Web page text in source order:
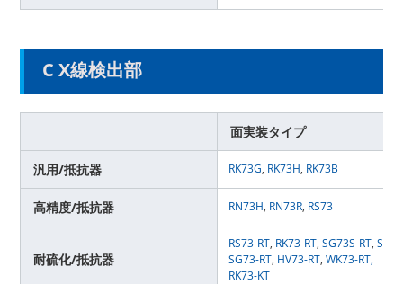
C X線検出部
面実装タイプ
汎用/抵抗器 RK73G, RK73H, RK73B
高精度/抵抗器 RN73H, RN73R, RS73
耐硫化/抵抗器
RS73-RT, RK73-RT,SG73S-RT,
SG73-RT, HV73-RT,WK73-RT,
RK73-KT